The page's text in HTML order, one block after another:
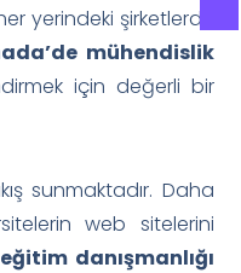
yerindeki şirketlerde
mühendislik
için değerli bir
sunmaktadır. Daha
web sitelerini
danışmanlığı